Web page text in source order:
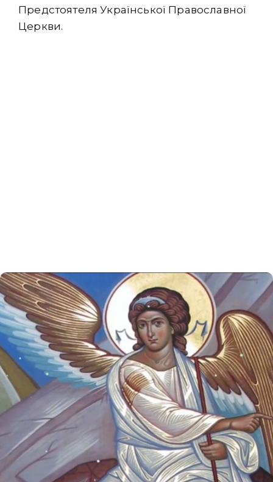
Предстоятеля Української Православної
Церкви.